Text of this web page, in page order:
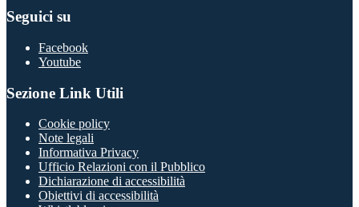
Seguici su
Facebook
Youtube
Sezione Link Utili
Cookie policy
Note legali
Informativa Privacy
Ufficio Relazioni con il Pubblico
Dichiarazione di accessibilità
Obiettivi di accessibilità